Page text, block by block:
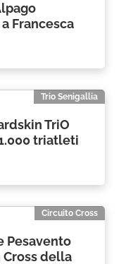
Francesca
Trio Senigallia
TriO
triatleti
Circuito Cross
Pesavento
della